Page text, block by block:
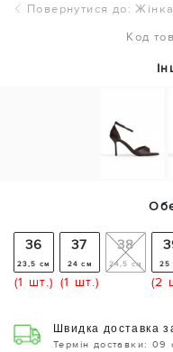
Повернутися до:
Код
36
23,5 см
(1 шт.)
37
24 см
(1 шт.)
38
24,5 см 25
(2
Швидка доставка
Термін доставки: 09